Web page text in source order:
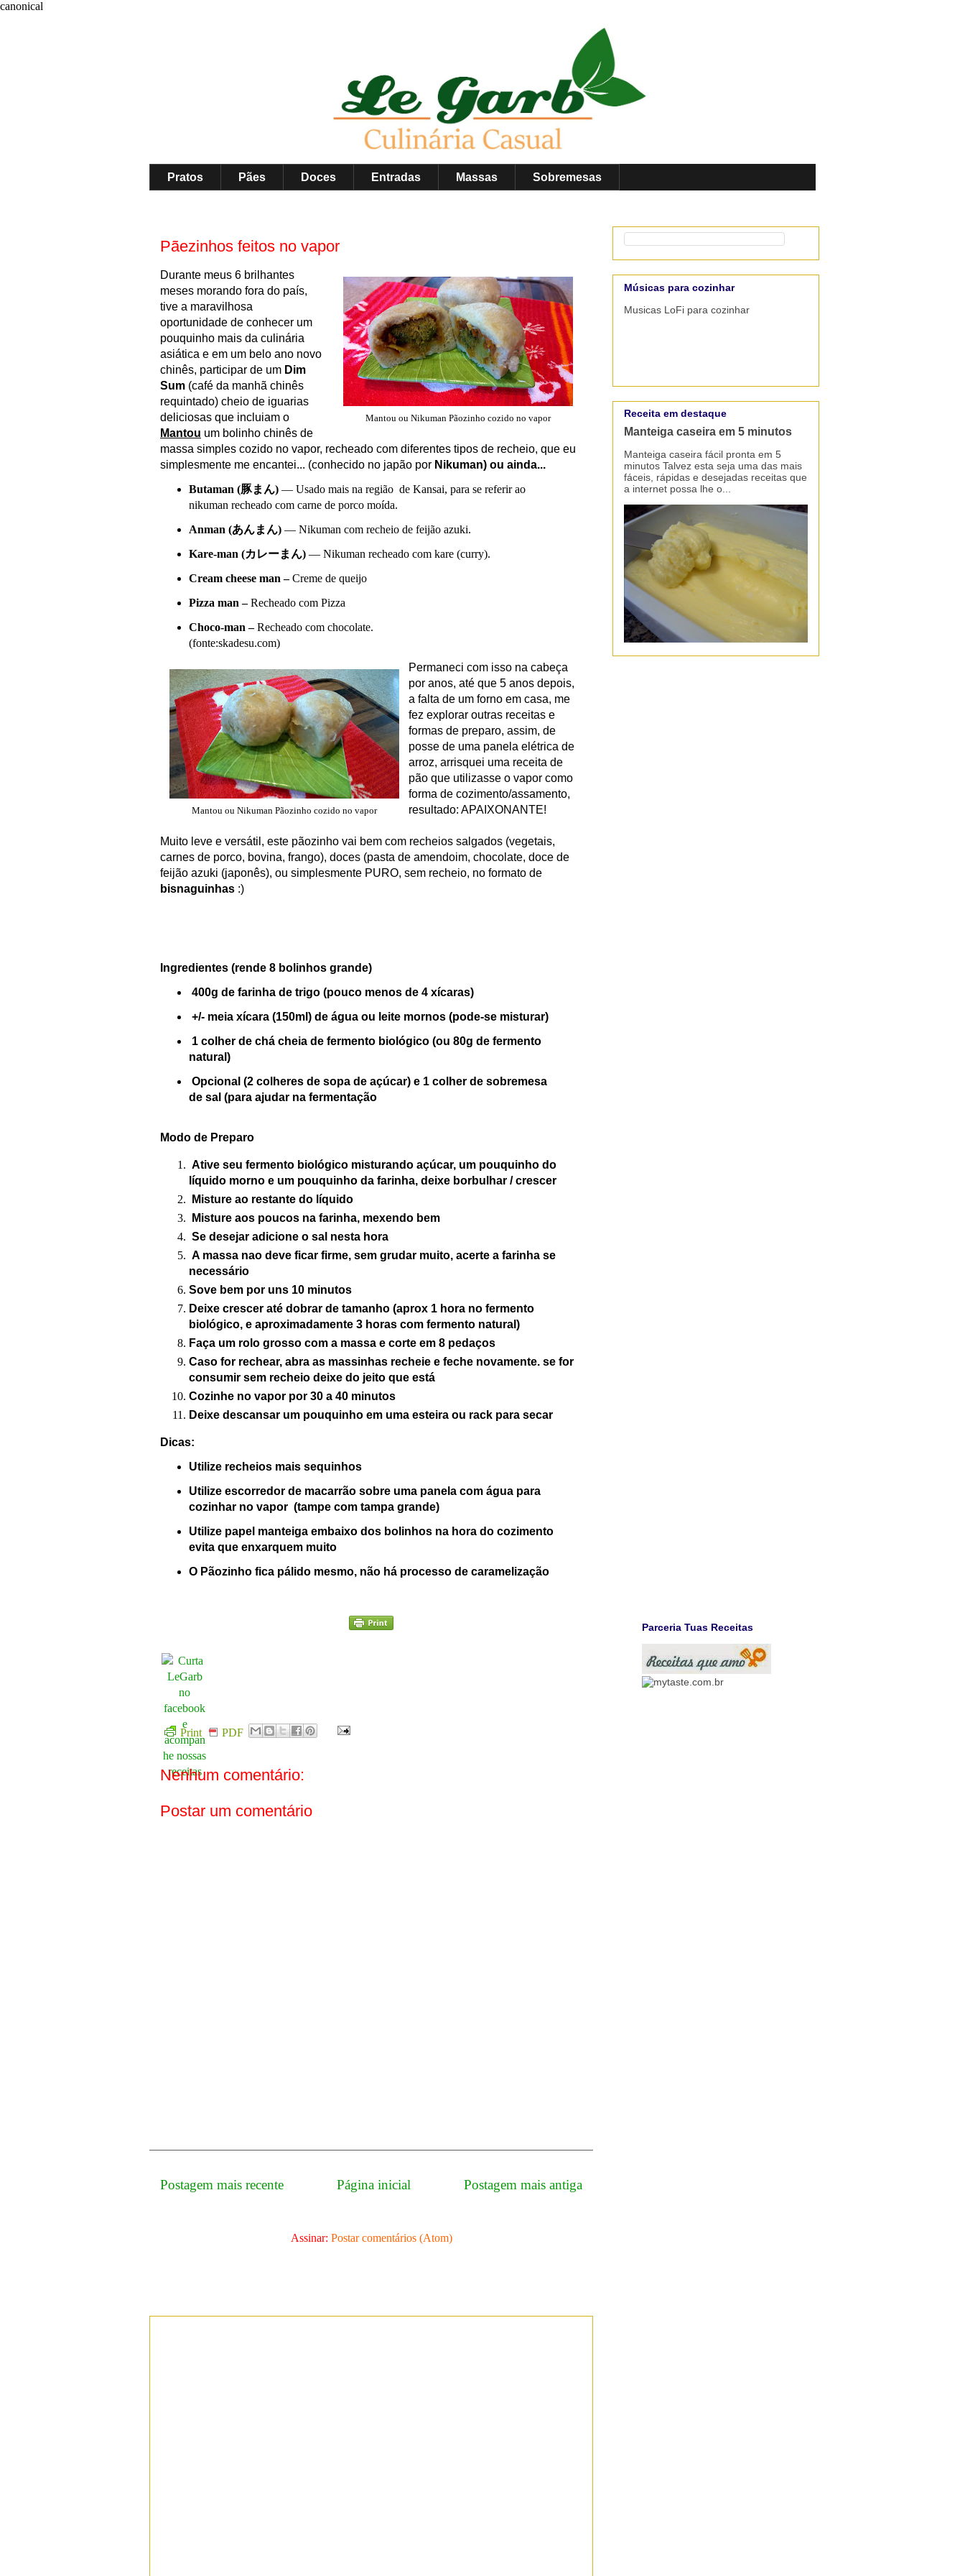
canonical
Pratos Pães Doces Entradas Massas Sobremesas
Pãezinhos feitos no vapor
Mantou ou Nikuman Pãozinho cozido no vapor
Durante meus 6 brilhantes
meses morando fora do país,
tive a maravilhosa
oportunidade de conhecer um
pouquinho mais da culinária
asiática e em um belo ano novo
chinês, participar de um Dim
Sum (café da manhã chinês
requintado) cheio de iguarias
deliciosas que incluiam o
Mantou um bolinho chinês de
massa simples cozido no vapor, recheado com diferentes tipos de recheio, que eu
simplesmente me encantei... (conhecido no japão por Nikuman) ou ainda...
Butaman (豚まん) — Usado mais na região de Kansai, para se referir ao
nikuman recheado com carne de porco moída.
Anman (あんまん) — Nikuman com recheio de feijão azuki.
Kare-man (カレーまん) — Nikuman recheado com kare (curry).
Cream cheese man –Creme de queijo
Pizza man –Recheado com Pizza
Choco-man –Recheado com chocolate.
(fonte:skadesu.com)
Mantou ou Nikuman Pãozinho cozido no vapor
Permaneci com isso na cabeça
por anos, até que 5 anos depois,
a falta de um forno em casa, me
fez exp lorar outras receitas e
formas de preparo, assim, de
posse de uma panela elétrica de
arroz, arrisquei uma receita de
pão que utilizasse o vapor como
forma de cozimento/assamento,
resultado: APA IXONANTE!
Muito leve e versáti l, este pãozinho vai bem com recheios salgados (vegetais,
carnes de porco, bovina, frango), doces (pasta de amendoim, chocolate, doce de
feijão azuki (japonês), ou simplesmente PURO, sem recheio, no formato de
bisnaguinhas :)
Ingredientes (rende 8 bolinhos grande)
400g de farinha de trigo (pouco menos de 4 xícaras)
+/- meia xícara (150ml) de água ou leite mornos (pode-se misturar)
1 colher de chá cheia de fermento biológico (ou 80g de fermento
natural)
Opcional (2 colheres de sopa de açúcar) e 1 colher de sobremesa
de sal (para ajudar na fermentação
Modo de Preparo
Ative seu fermento biológico misturando açúcar, um pouquinho do
líquido morno e um pouquinho da farinha, deixe borbulhar / crescer
Misture ao restante do líquido
Misture aos poucos na farinha, mexendo bem
Se desejar adicione o sal nesta hora
A massa nao deve ficar firme, sem grudar muito, acerte a farinha se
necessário
Sove bem por uns 10 minutos
Deixe crescer até dobrar de tamanho (aprox 1 hora no fermento
biológico, e aproximadamente 3 horas com fermento natural)
Faça um rolo grosso com a massa e corte em 8 pedaços
Caso for rechear, abra as massinhas recheie e feche novamente. se for
consumir sem recheio deixe do jeito que está
Cozinhe no vapor por 30 a 40 minutos
Deixe descansar um pouquinho em uma esteira ou rack para secar
Dicas:
Utilize recheios mais sequinhos
Utilize escorredor de macarrão sobre uma panela com água para
cozinhar no vapor (tampe com tampa grande)
Utilize papel manteiga embaixo dos bolinhos na hora do cozimento
evita que enxarquem muito
O Pãozinho fica pálido mesmo, não há processo de caramelização
Print PDF
Nenhum comentário:
Postar um comentário
Postagem mais recente Postagem mais antiga
Página inicial
Assinar: Postar comentários (Atom)
Músicas para cozinhar
Musicas LoFi para cozinhar
Receita em destaque
Manteiga caseira em 5 minutos
Manteiga caseira fácil pronta em 5
minutos Talvez esta seja uma das mais
fáceis, rápidas e desejadas receitas que
a internet possa lhe o...
Parceria Tuas Receitas